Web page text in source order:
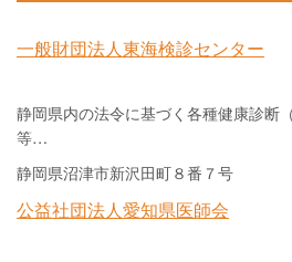
一般財団法人東海検診センター
静岡県内の法令に基づく各種健康診断
等…
静岡県沼津市新沢田町８番７号
公益社団法人愛知県医師会